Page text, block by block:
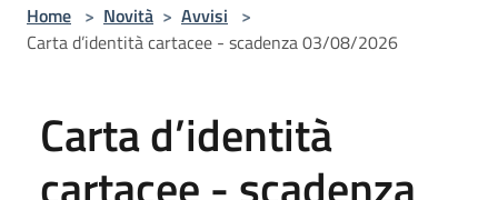
Home > Novità > Avvisi >
Carta d’identità cartacee - scadenza 03/08/2026
Carta d’identità